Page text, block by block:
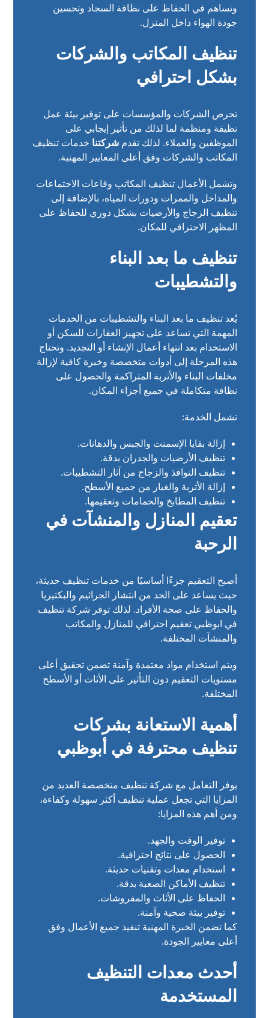
وتساهم في الحفاظ على نظافة السجاد وتحسين
جودة الهواء داخل المنزل.
تنظيف المكاتب والشركات
بشكل احترافي
تحرص الشركات والمؤسسات على توفير بيئة عمل
نظيفة ومنظمة لما لذلك من تأثير إيجابي على
الموظفين والعملاء. لذلك تقدمشركتنا خدمات تنظيف
المكاتب والشركات وفق أعلى المعايير المهنية.
وتشمل الأعمال تنظيف المكاتب وقاعات الاجتماعات
والمداخل والممرات ودورات المياه، بالإضافة إلى
تنظيف الزجاج والأرضيات بشكل دوري للحفاظ على
المظهر الاحترافي للمكان.
تنظيف ما بعد البناء
والتشطيبات
يُعد تنظيف ما بعد البناء والتشطيبات من الخدمات
المهمة التي تساعد على تجهيز العقارات للسكن أو
الاستخدام بعد انتهاء أعمال الإنشاء أو التجديد. وتحتاج
هذه المرحلة إلى أدوات متخصصة وخبرة كافية لإزالة
مخلفات البناء والأتربة المتراكمة والحصول على
نظافة متكاملة في جميع أجزاء المكان.
تشمل الخدمة:
إزالة بقايا الإسمنت والجبس والدهانات.
تنظيف الأرضيات والجدران بدقة.
تنظيف النوافذ والزجاج من آثار التشطيبات.
إزالة الأتربة والغبار من جميع الأسطح.
تنظيف المطابخ والحمامات وتعقيمها.
تعقيم المنازل والمنشآت في
الرحبة
أصبح التعقيم جزءًا أساسيًا من خدمات تنظيف حديثة،
حيث يساعد على الحد من انتشار الجراثيم والبكتيريا
والحفاظ على صحة الأفراد. لذلك توفر شركة تنظيف
في ابوظبي تعقيم احترافي للمنازل والمكاتب
والمنشآت المختلفة.
ويتم استخدام مواد معتمدة وآمنة تضمن تحقيق أعلى
مستويات التعقيم دون التأثير على الأثاث أو الأسطح
المختلفة.
أهمية الاستعانة بشركات
تنظيف محترفة في أبوظبي
يوفر التعامل مع شركة تنظيف متخصصة العديد من
المزايا التي تجعل عملية تنظيف أكثر سهولة وكفاءة،
ومن أهم هذه المزايا:
توفير الوقت والجهد.
الحصول على نتائج احترافية.
استخدام معدات وتقنيات حديثة.
تنظيف الأماكن الصعبة بدقة.
الحفاظ على الأثاث والمفروشات.
توفير بيئة صحية وآمنة.
كما تضمن الخبرة المهنية تنفيذ جميع الأعمال وفق
أعلى معايير الجودة.
أحدث معدات التنظيف
المستخدمة